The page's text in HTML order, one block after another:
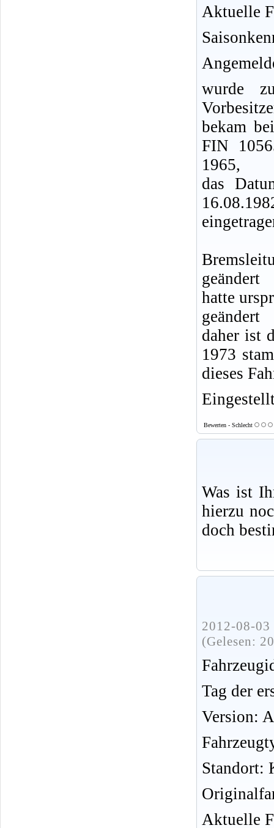
Aktuelle
wurde
bekam
FIN
1965,
das
geändert
hatte
geändert
daher ist
1973
dieses
Bewerten - Schlecht
Was ist
hierzu
doch
2012-08-
(Gelesen:
Tag der
Version:
Standort:
Aktuelle